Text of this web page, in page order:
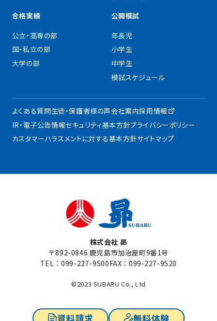
資料請求 無料体験
合格実績
公立・高専の部
国・私立の部
大学の部
公開模試
年長児
小学生
中学生
模試スケジュール
よくある質問生徒・保護者様の声会社案内採用情報
IR・電子公告情報セキュリティ基本方針プライバシーポリシー
カスタマーハラスメントに対する基本方針サイトマップ
株式会社 昴
〒892-0846 鹿児島市加治屋町9番1号
TEL：099-227-9500FAX：099-227-9520
©2023 SUBARU Co., Ltd